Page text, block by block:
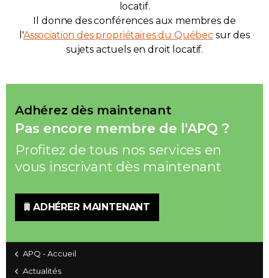
locatif.
Il donne des conférences aux membres de
l'Association des propriétaires du Québec sur des
sujets actuels en droit locatif.
Adhérez dès maintenant
Pas encore membre de l'APQ ?
Profitez de tous nos services en
vous inscrivant dès maintenant
ADHÉRER MAINTENANT
APQ - Accueil
Actualités